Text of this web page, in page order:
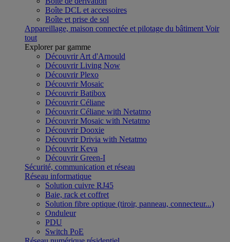
Boîte DCL et accessoires
Boîte et prise de sol
Appareillage, maison connectée et pilotage du bâtiment Voir
tout
Explorer par gamme
Découvrir Art d'Arnould
Découvrir Living Now
Découvrir Plexo
Découvrir Mosaic
Découvrir Batibox
Découvrir Céliane
Découvrir Céliane with Netatmo
Découvrir Mosaic with Netatmo
Découvrir Dooxie
Découvrir Drivia with Netatmo
Découvrir Keva
Découvrir Green-I
Sécurité, communication et réseau
Réseau informatique
Solution cuivre RJ45
Baie, rack et coffret
Solution fibre optique (tiroir, panneau, connecteur...)
Onduleur
PDU
Switch PoE